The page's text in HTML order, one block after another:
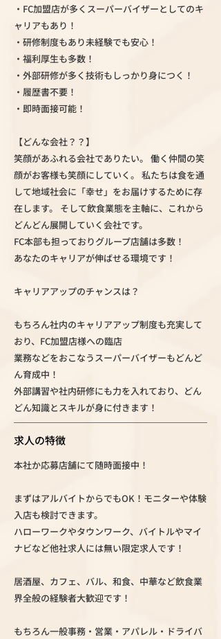
・FC加盟店が多くスーパーバイザーとしてのキ
ャリアもあり！
・研修制度もあり未経験でも安心！
・福利厚生も多数！
・外部研修が多く技術もしっかり身につく！
・履歴書不要！
・即時面接可能！
【どんな会社？？】
笑顔があふれる会社でありたい。 働く仲間の笑
顔がお客様も笑顔にしていく。 私たちは食を通
して地域社会に「幸せ」をお届けするために存
在します。 そして飲食業態を主軸に、これから
どんどん展開していく会社です。
FC本部も担っておりグループ店舗は多数！
あなたのキャリアが伸ばせる環境です！
キャリアアップのチャンスは？
もちろん社内のキャリアアップ制度も充実して
おり、FC加盟店様への臨店
業務などをおこなうスーパーバイザーもどんど
ん育成中！
外部講習や社内研修にも力を入れており、どん
どん知識とスキルが身に付きます！
求人の特徴
本社か応募店舗にて随時面接中！
まずはアルバイトからでもOK！モニターや体験
入店も検討できます。
ハローワークやタウンワーク、バイトルやマイ
ナビなど他社求人には無い限定求人です！
居酒屋、カフェ、バル、和食、中華など飲食業
界全般の経験者大歓迎です！
もちろん一般事務・営業・アパレル・ドライバ